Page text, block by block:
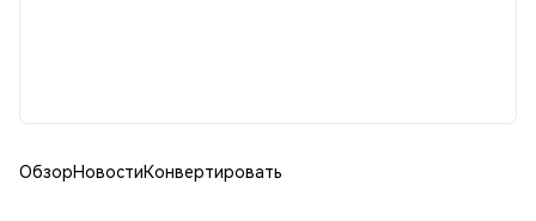
ОбзорНовостиКонвертировать